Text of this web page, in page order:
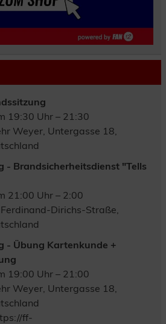
19:30 Uhr – 21:30
Weyer, Untergasse 18,
- Brandsicherheitsdienst "Tells
21:00 Uhr – 2:00
Dirichs-Straße,
- Übung Kartenkunde +
19:00 Uhr – 21:00
Weyer, Untergasse 18,
ff-